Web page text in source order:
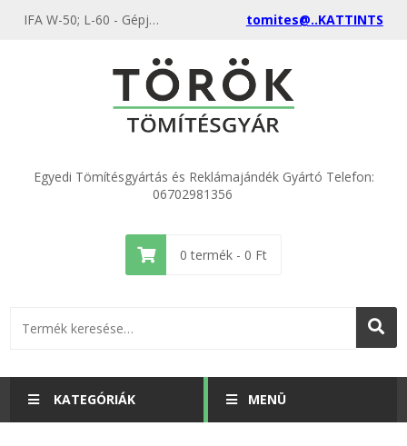
IFA W-50; L-60 - Gépjármű, erőgép, mozdony tömítések különböző méretekből a gyártótól, akciós áron tomites@..KATTINTS
Egyedi Tömítésgyártás és Reklámajándék Gyártó Telefon:
06702981356
0 termék - 0 Ft
KATEGÓRIÁK MENÜ